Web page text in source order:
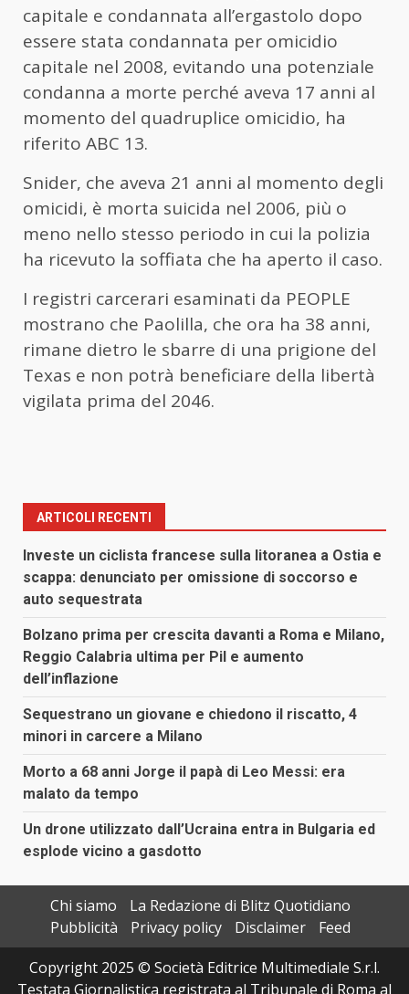
capitale e condannata all’ergastolo dopo
essere stata condannata per omicidio
capitale nel 2008, evitando una potenziale
condanna a morte perché aveva 17 anni al
momento del quadruplice omicidio, ha
riferito ABC 13.
Snider, che aveva 21 anni al momento degli
omicidi, è morta suicida nel 2006, più o
meno nello stesso periodo in cui la polizia
ha ricevuto la soffiata che ha aperto il caso.
I registri carcerari esaminati da PEOPLE
mostrano che Paolilla, che ora ha 38 anni,
rimane dietro le sbarre di una prigione del
Texas e non potrà beneficiare della libertà
vigilata prima del 2046.
ARTICOLI RECENTI
Investe un ciclista francese sulla litoranea a Ostia e
scappa: denunciato per omissione di soccorso e
auto sequestrata
Bolzano prima per crescita davanti a Roma e Milano,
Reggio Calabria ultima per Pil e aumento
dell’inflazione
Sequestrano un giovane e chiedono il riscatto, 4
minori in carcere a Milano
Morto a 68 anni Jorge il papà di Leo Messi: era
malato da tempo
Un drone utilizzato dall’Ucraina entra in Bulgaria ed
esplode vicino a gasdotto
Chi siamo
La Redazione di Blitz Quotidiano
Pubblicità
Privacy policy Disclaimer
Feed
Copyright 2025 © Società Editrice Multimediale S.r.l.
Testata Giornalistica registrata al Tribunale di Roma al